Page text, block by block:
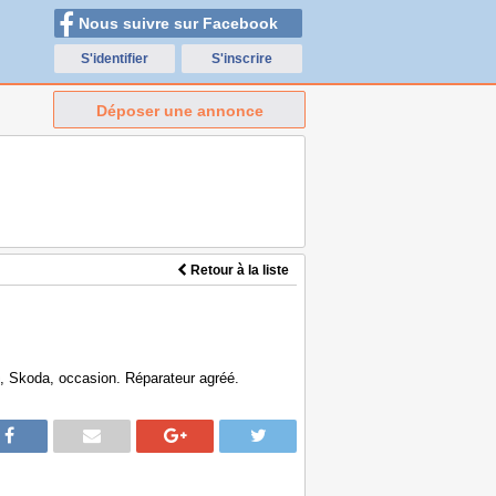
Nous suivre sur Facebook
S'identifier S'inscrire
Déposer une annonce
Retour à la liste
Skoda, occasion. Réparateur agréé.